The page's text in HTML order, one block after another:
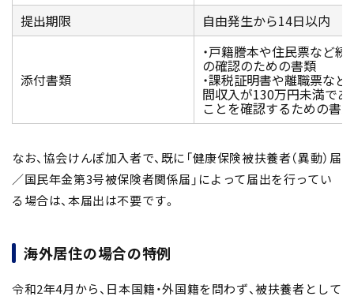
提出期限
自由発生から14日以内
添付書類
・戸籍謄本や住民票など続
の確認のための書類
・課税証明書や離職票など
間収入が130万円未満であ
ことを確認するための書類
なお、協会けんぽ加入者で、既に「健康保険被扶養者（異動）届
／国民年金第3号被保険者関係届」によって届出を行ってい
る場合は、本届出は不要です。
海外居住の場合の特例
令和2年4月から、日本国籍・外国籍を問わず、被扶養者として